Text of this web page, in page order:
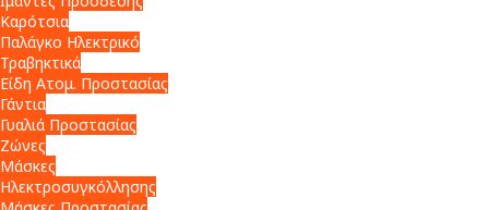
Καρότσια
Παλάγκο Ηλεκτρικό
Τραβηκτικά
Είδη Ατομ. Προστασίας
Γάντια
Γυαλιά Προστασίας
Ζώνες
Μάσκες
Ηλεκτροσυγκόλλησης